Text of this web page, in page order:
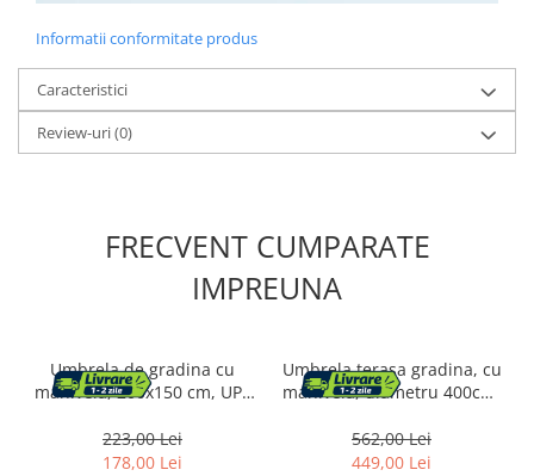
Informatii conformitate produs
Caracteristici
Review-uri(0)
FRECVENT CUMPARATE
IMPREUNA
Umbrela de gradina cu
manivela, 200x150 cm, UPF
structura metalica, maro
taupe
223,00 Lei
178,00 Lei
Umbrela terasa gradina, cu
manivela, diametru 400cm,
562,00 Lei
449,00 Lei